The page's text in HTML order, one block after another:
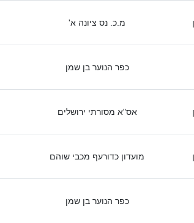
מ.כ. נס ציונה א'
כפר הנוער בן שמן
אס"א מסורתי ירושלים
מועדון כדורעף מכבי שוהם
כפר הנוער בן שמן